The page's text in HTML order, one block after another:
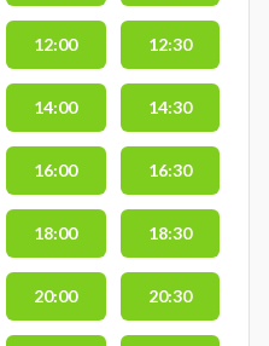
12:00 12:30
14:00 14:30
16:00 16:30
18:00 18:30
20:00 20:30